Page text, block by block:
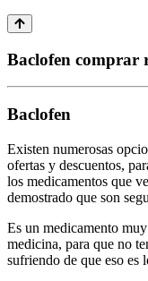
Baclofen comprar
Baclofen
Existen numerosas
ofertas y descuentos,
los medicamentos que
demostrado que son
Es un medicamento
medicina, para que no
sufriendo de que eso es